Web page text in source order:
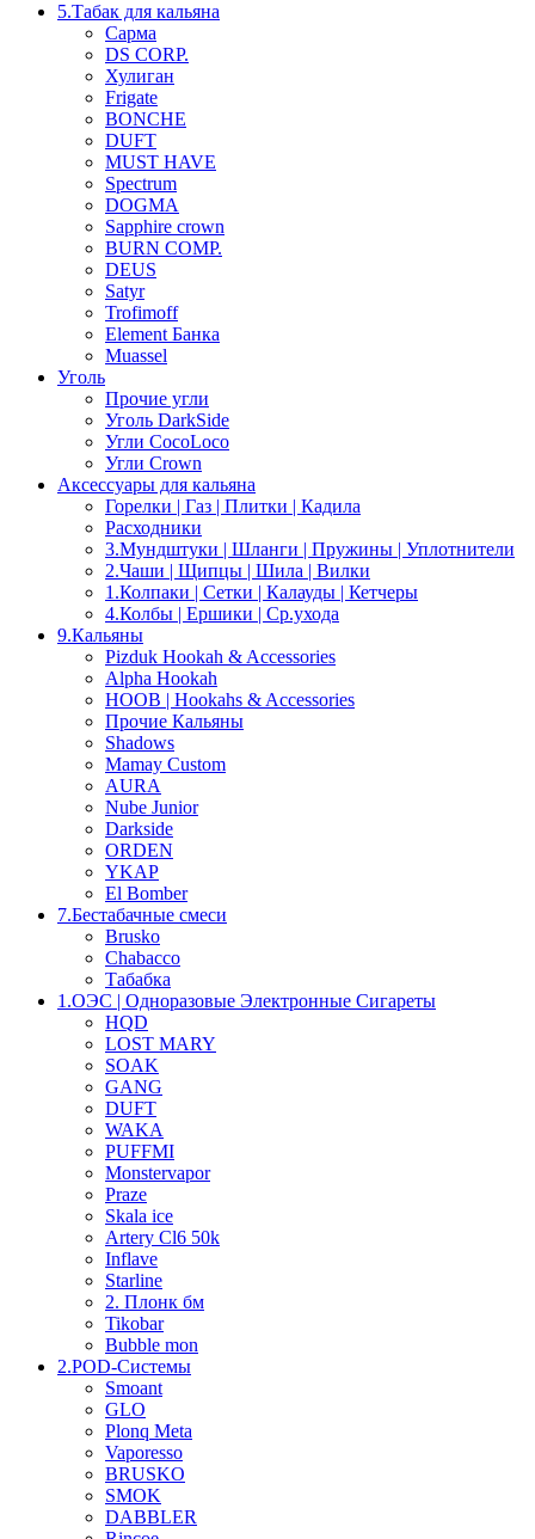
5.Табак для кальяна
Сарма
DS CORP.
Хулиган
Frigate
BONCHE
DUFT
MUST HAVE
Spectrum
DOGMA
Sapphire crown
BURN COMP.
DEUS
Satyr
Trofimoff
Element Банка
Muassel
Уголь
Прочие угли
Уголь DarkSide
Угли CocoLoco
Угли Crown
Аксессуары для кальяна
Горелки | Газ | Плитки | Кадила
Расходники
3.Мундштуки | Шланги | Пружины | Уплотнители
2.Чаши | Щипцы | Шила | Вилки
1.Колпаки | Сетки | Калауды | Кетчеры
4.Колбы | Ершики | Cр.ухода
9.Кальяны
Pizduk Hookah & Accessories
Alpha Hookah
HOOB | Hookahs & Accessories
Прочие Кальяны
Shadows
Mamay Custom
AURA
Nube Junior
Darkside
ORDEN
YKAP
El Bomber
7.Бестабачные смеси
Brusko
Chabacco
Табабка
1.OЭС | Одноразовые Электронные Сигареты
HQD
LOST MARY
SOAK
GANG
DUFT
WAKA
PUFFMI
Monstervapor
Praze
Skala ice
Artery Cl6 50k
Inflave
Starline
2. Плонк бм
Tikobar
Bubble mon
2.POD-Системы
Smoant
GLO
Plonq Meta
Vaporesso
BRUSKO
SMOK
DABBLER